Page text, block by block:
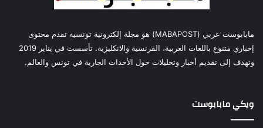
مابابوست عربي (MABAPOST) هو مجلة إلكترونية تونسية تقدم محتوى
إخباري متنوع باللغات العربية، الفرنسية والانكليزية. تأسست في يناير 2019
وتهدف إلى تقديم أخبار وتحليلات حول الأحداث الجارية في تونس والعالم.
ويكي مابابوست